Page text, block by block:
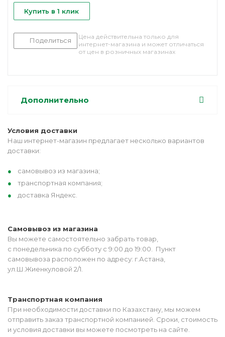
Купить в 1 клик
Поделиться
Цена действительна только для
интернет-магазина и может отличаться
от цен в розничных магазинах
Дополнительно
Условия доставки
Наш интернет-магазин предлагает несколько вариантов
доставки:
самовывоз из магазина;
транспортная компания;
доставка Яндекс.
Самовывоз из магазина
Вы можете самостоятельно забрать товар,
с понедельника по субботу с 9:00 до 19:00. Пункт
самовывоза расположен по адресу: г.Астана,
ул.Ш.Жиенкуловой 2/1.
Транспортная компания
При необходимости доставки по Казахстану, мы можем
отправить заказ транспортной компанией. Сроки, стоимость
и условия доставки вы можете посмотреть на сайте.